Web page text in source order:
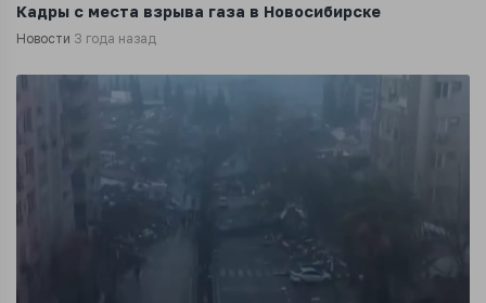
Кадры с места взрыва газа в Новосибирске
Новости 3 года назад